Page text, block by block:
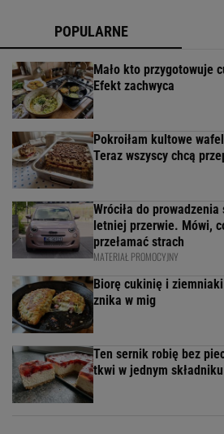
POPULARNE
Mało kto przygotowuje
Efekt zachwyca
Pokroiłam kultowe
Teraz wszyscy chcą
Wróciła do
letniej przerwie. Mówi,
przełamać strach
MATERIAŁ PROMOCYJNY
Biorę cukinię i
znika w mig
Ten sernik robię bez
tkwi w jednym składniku